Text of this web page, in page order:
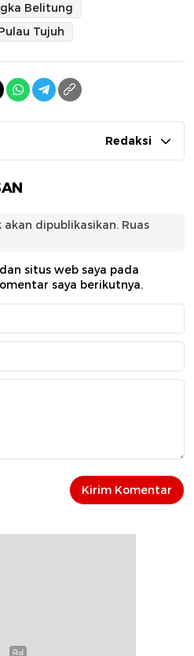
Belitung
Tujuh
Redaksi
dipublikasikan. Ruas
situs web saya pada
saya berikutnya.